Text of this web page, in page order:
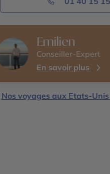
Emilien
Conseiller-Expert
En savoir plus
Nos voyages aux Etats-